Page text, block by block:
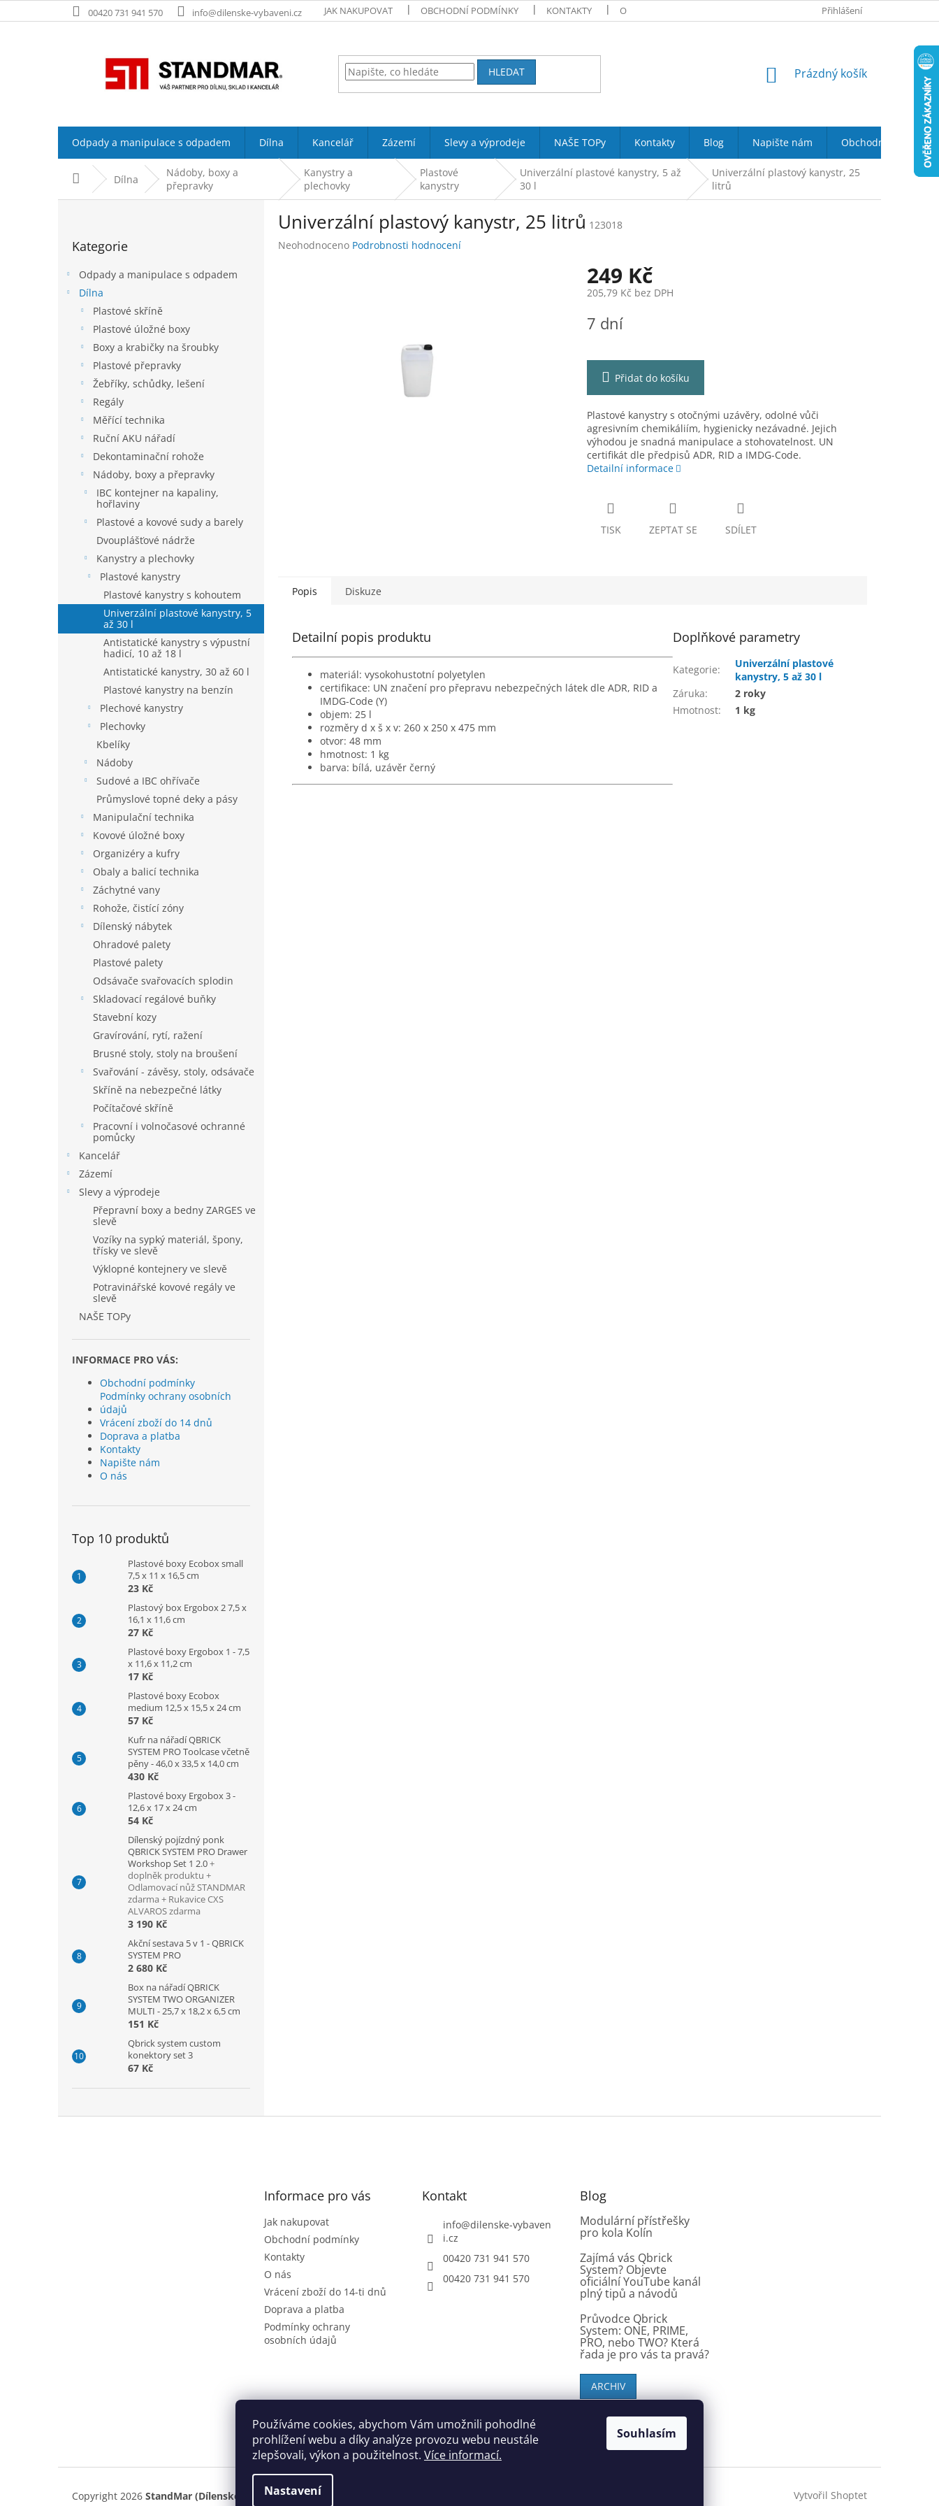
Používáme cookies, abychom Vám umožnili pohodlné
prohlížení webu a díky analýze provozu webu neustále
zlepšovali, výkon a použitelnost. Více informací.
Nastavení
Souhlasím
na
00420 731 941 570 info@dilenske-vybaveni.cz JAK NAKUPOVAT OBCHODNÍ PODMÍNKY KONTAKTY O NÁS DOPRAVA A PLATBA
Přihlášení
HLEDAT
NÁKUPNÍ
Prázdný košík
Odpady a manipulace s odpadem Dílna Kancelář Zázemí Slevy a výprodeje NAŠE TOPy Kontakty Blog Napište nám Obchodní podmínky
Domů Dílna
Nádoby, boxy a
přepravky
Kanystry a
plechovky
Plastové
kanystry
Univerzální plastové kanystry, 5 až
30 l
Univerzální plastový kanystr, 25
litrů
kategorie
Kategorie
Odpady a manipulace s odpadem
Dílna
Plastové skříně
Plastové úložné boxy
Boxy a krabičky na šroubky
Plastové přepravky
Žebříky, schůdky, lešení
Regály
Měřící technika
Ruční AKU nářadí
Dekontaminační rohože
Nádoby, boxy a přepravky
IBC kontejner na kapaliny,
hořlaviny
Plastové a kovové sudy a barely
Dvouplášťové nádrže
Kanystry a plechovky
Plastové kanystry
Plastové kanystry s kohoutem
Univerzální plastové kanystry, 5
až 30 l
Antistatické kanystry s výpustní
hadicí, 10 až 18 l
Antistatické kanystry, 30 až 60 l
Plastové kanystry na benzín
Plechové kanystry
Plechovky
Kbelíky
Nádoby
Sudové a IBC ohřívače
Průmyslové topné deky a pásy
Manipulační technika
Kovové úložné boxy
Organizéry a kufry
Obaly a balicí technika
Záchytné vany
Rohože, čistící zóny
Dílenský nábytek
Ohradové palety
Plastové palety
Odsávače svařovacích splodin
Skladovací regálové buňky
Stavební kozy
Gravírování, rytí, ražení
Brusné stoly, stoly na broušení
Svařování - závěsy, stoly, odsávače
Skříně na nebezpečné látky
Počítačové skříně
Pracovní i volnočasové ochranné
pomůcky
Kancelář
Zázemí
Slevy a výprodeje
Přepravní boxy a bedny ZARGES ve
slevě
Vozíky na sypký materiál, špony,
třísky ve slevě
Výklopné kontejnery ve slevě
Potravinářské kovové regály ve
slevě
NAŠE TOPy
INFORMACE PRO VÁS:
Obchodní podmínky
Podmínky ochrany osobních
údajů
Vrácení zboží do 14 dnů
Doprava a platba
Kontakty
Napište nám
O nás
Top 10 produktů
Plastové boxy Ecobox small
7,5 x 11 x 16,5 cm
23 Kč
Plastový box Ergobox 2 7,5 x
16,1 x 11,6 cm
27 Kč
Plastové boxy Ergobox 1 - 7,5
x 11,6 x 11,2 cm
17 Kč
Plastové boxy Ecobox
medium 12,5 x 15,5 x 24 cm
57 Kč
Kufr na nářadí QBRICK
SYSTEM PRO Toolcase včetně
pěny - 46,0 x 33,5 x 14,0 cm
430 Kč
Plastové boxy Ergobox 3 -
12,6 x 17 x 24 cm
54 Kč
Dílenský pojízdný ponk
QBRICK SYSTEM PRO Drawer
Workshop Set 1 2.0+
doplněk produktu +
Odlamovací nůž STANDMAR
zdarma + Rukavice CXS
ALVAROS zdarma
3 190 Kč
Akční sestava 5 v 1 - QBRICK
SYSTEM PRO
2 680 Kč
Box na nářadí QBRICK
SYSTEM TWO ORGANIZER
MULTI - 25,7 x 18,2 x 6,5 cm
151 Kč
Qbrick system custom
konektory set 3
67 Kč
Univerzální plastový kanystr, 25 litrů 123018
Průměrné
Neohodnoceno Podrobnosti hodnocení
249 Kč
205,79 Kč bez DPH
cena:
7 dní
Přidat do košíku
Plastové kanystry s otočnými uzávěry, odolné vůči
agresivním chemikáliím, hygienicky nezávadné. Jejich
výhodou je snadná manipulace a stohovatelnost. UN
certifikát dle předpisů ADR, RID a IMDG-Code.
Detailní informace
TISK ZEPTAT SE SDÍLET
Popis Diskuze
Detailní popis produktu
materiál: vysokohustotní polyetylen
certifikace: UN značení pro přepravu nebezpečných látek dle ADR, RID a
IMDG-Code (Y)
objem: 25 l
rozměry d x š x v: 260 x 250 x 475 mm
otvor: 48 mm
hmotnost: 1 kg
barva: bílá, uzávěr černý
Doplňkové parametry
Kategorie:
Univerzální plastové
kanystry, 5 až 30 l
Záruka:
2 roky
Hmotnost: 1 kg
Informace pro vás
Jak nakupovat
Obchodní podmínky
Kontakty
O nás
Vrácení zboží do 14-ti dnů
Doprava a platba
Podmínky ochrany
osobních údajů
Kontakt
info@dilenske-vybaven
i.cz
00420 731 941 570
00420 731 941 570
Blog
Modulární přístřešky
pro kola Kolín
Zajímá vás Qbrick
System? Objevte
oficiální YouTube kanál
plný tipů a návodů
Průvodce Qbrick
System: ONE, PRIME,
PRO, nebo TWO? Která
řada je pro vás ta pravá?
ARCHIV
SK zákazníci - dielenske-vybavenie.sk
Vytvořil Shoptet
Copyright 2026 StandMar (Dílenské vybavení). Všechna práva vyhrazena.